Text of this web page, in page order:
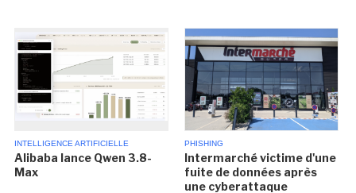
INTELLIGENCE ARTIFICIELLE
Alibaba lance Qwen 3.8-
Max
PHISHING
Intermarché victime d'une
fuite de données après
une cyberattaque